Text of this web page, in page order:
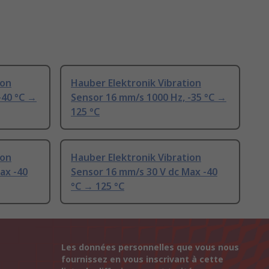
°C →
Hauber Elektronik Vibration
Sensor 16 mm/s 1000 Hz, -35 °C →
125 °C
-40
Hauber Elektronik Vibration
Sensor 16 mm/s 30 V dc Max -40
°C → 125 °C
Les données personnelles que vous nous
fournissez en vous inscrivant à cette